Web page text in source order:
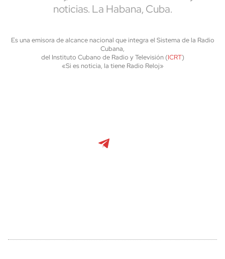
noticias. La Habana, Cuba.
Es una emisora de alcance nacional que integra el Sistema de la Radio
Cubana,
del Instituto Cubano de Radio y Televisión (ICRT)
«Si es noticia, la tiene Radio Reloj»